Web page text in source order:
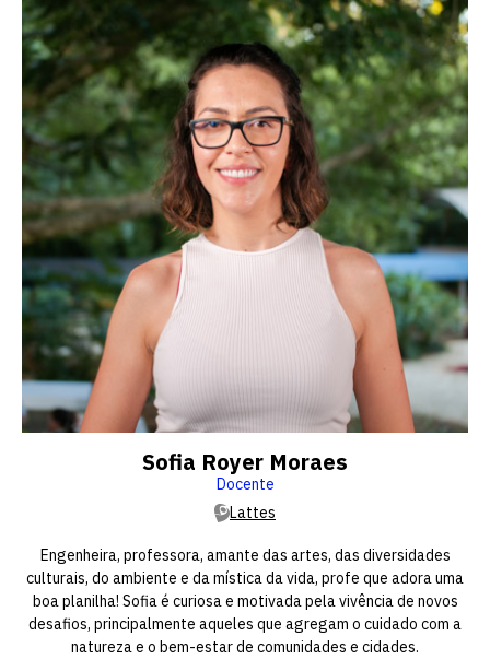
Sofia Royer Moraes
Docente
Lattes
Engenheira, professora, amante das artes, das diversidades
culturais, do ambiente e da mística da vida, profe que adora uma
boa planilha! Sofia é curiosa e motivada pela vivência de novos
desafios, principalmente aqueles que agregam o cuidado com a
natureza e o bem-estar de comunidades e cidades.
Escolha a vaga que você
quer concorrer: